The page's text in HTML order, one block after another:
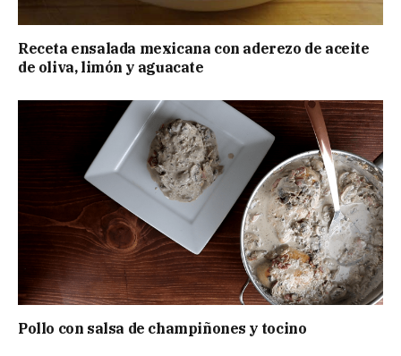
Receta ensalada mexicana con aderezo de aceite
de oliva, limón y aguacate
Pollo con salsa de champiñones y tocino